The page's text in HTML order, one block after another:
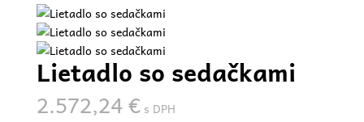
Lietadlo so sedačkami
2.572,24€ s DPH